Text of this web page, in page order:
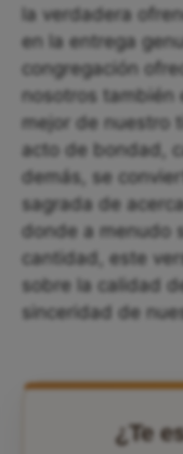
la verdadera
en la entrega
congregación
nosotros también
mejor de nuestro
acto de bondad,
demás, se
sagrada de
donde a menudo
cantidad, este
sobre la calidad
sinceridad de
¿Te